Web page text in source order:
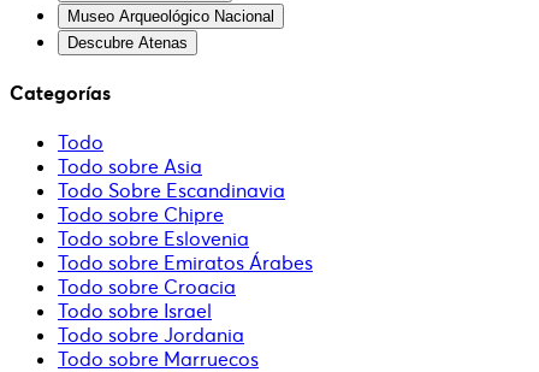
Museo Arqueológico Nacional
Descubre Atenas
Categorías
Todo
Todo sobre Asia
Todo Sobre Escandinavia
Todo sobre Chipre
Todo sobre Eslovenia
Todo sobre Emiratos Árabes
Todo sobre Croacia
Todo sobre Israel
Todo sobre Jordania
Todo sobre Marruecos